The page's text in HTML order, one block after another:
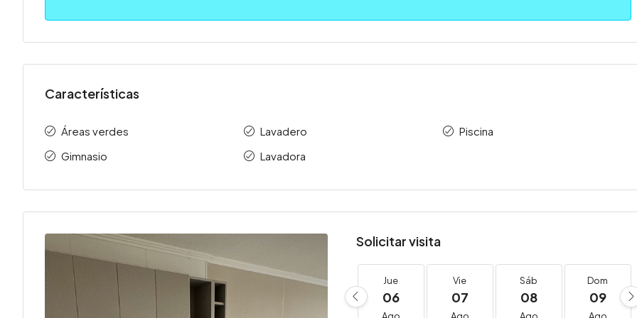
Características
Áreas verdes
Gimnasio
Lavadero
Lavadora
Piscina
Solicitar visita
Jue
06
Vie
07
Sáb
08
Dom
09